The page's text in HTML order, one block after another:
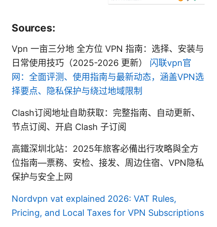
Sources:
Vpn 一亩三分地 全方位 VPN 指南：选择、安装与
日常使用技巧（2025-2026 更新） 闪联vpn官
网：全面评测、使用指南与最新动态，涵盖VPN选
择要点、隐私保护与绕过地域限制
Clash订阅地址自助获取：完整指南、自动更新、
节点订阅、开启 Clash 子订阅
高鐵深圳北站：2025年旅客必備出行攻略與全方
位指南—票務、安检、接发、周边住宿、VPN隐私
保护与安全上网
Nordvpn vat explained 2026: VAT Rules,
Pricing, and Local Taxes for VPN Subscriptions